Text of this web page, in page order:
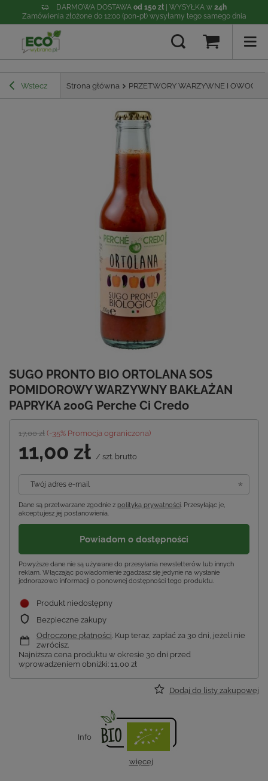
DARMOWA DOSTAWA od 150 zł | WYSYŁKA w 24h
Zamówienia złożone do 12:00 (pon-pt) wysyłamy tego samego dnia
Wstecz Strona główna PRZETWORY WARZYWNE I
SUGO PRONTO BIO ORTOLANA SOS
POMIDOROWY WARZYWNY BAKŁAŻAN
PAPRYKA 200G Perche Ci Credo
17,00 zł (-35% Promocja ograniczona)
11,00 zł / szt. brutto
Twój adres e-mail
Dane są przetwarzane zgodnie z polityką prywatności. Przesyłając je,
akceptujesz jej postanowienia.
Powiadom o dostępności
Powyższe dane nie są używane do przesyłania newsletterów lub innych
reklam. Włączając powiadomienie zgadzasz się jedynie na wysłanie
jednorazowo informacji o ponownej dostępności tego produktu.
Produkt niedostępny
Bezpieczne zakupy
Odroczone płatności. Kup teraz, zapłać za 30 dni, jeżeli nie
zwrócisz.
Najniższa cena produktu w okresie 30 dni przed
wprowadzeniem obniżki: 11,00 zł
Dodaj do listy zakupowej
Info
więcej